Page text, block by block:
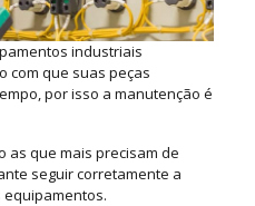
industriais
com que suas peças
por isso a manutenção é
as que mais precisam de
seguir corretamente a